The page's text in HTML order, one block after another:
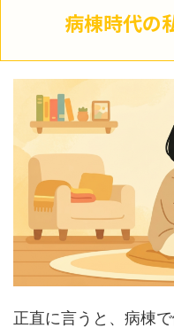
病棟時代の
正直に言うと、病棟